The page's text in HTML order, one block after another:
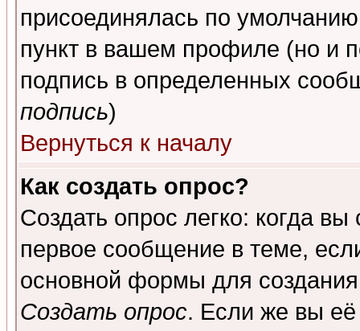
присоединялась по
пункт в вашем профиле (но и
подпись в определенных
подпись)
Вернуться к началу
Как создать опрос?
Создать опрос легко: когда
первое сообщение в теме,
основной формы для
Создать опрос. Если же вы её